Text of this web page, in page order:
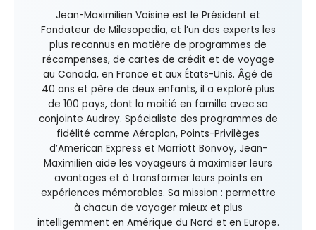
Jean-Maximilien Voisine est le Président et
Fondateur de Milesopedia, et l’un des experts les
plus reconnus en matière de programmes de
récompenses, de cartes de crédit et de voyage
au Canada, en France et aux États-Unis. Âgé de
40 ans et père de deux enfants, il a exploré plus
de 100 pays, dont la moitié en famille avec sa
conjointe Audrey. Spécialiste des programmes de
fidélité comme Aéroplan, Points-Privilèges
d’American Express et Marriott Bonvoy, Jean-
Maximilien aide les voyageurs à maximiser leurs
avantages et à transformer leurs points en
expériences mémorables. Sa mission : permettre
à chacun de voyager mieux et plus
intelligemment en Amérique du Nord et en Europe.